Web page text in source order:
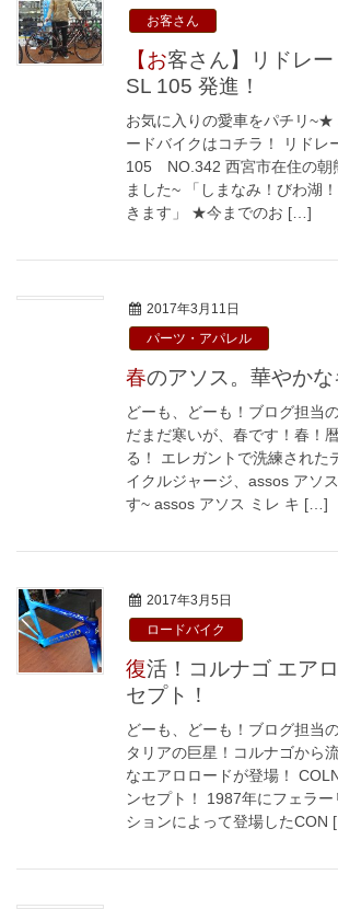
お客さん
【お客さん】リドレー フェニックス
SL 105 発進！
お気に入りの愛車をパチリ~★
ードバイクはコチラ！ リドレ
105 NO.342 西宮市在住の朝
ました~ 「しまなみ！びわ湖
きます」 ★今までのお […]
2017年3月11日
パーツ・アパレル
春のアソス。華やか
どーも、どーも！ブログ担当
だまだ寒いが、春です！春！
る！ エレガントで洗練された
イクルジャージ、assos アソ
す~ assos アソス ミレ キ […]
2017年3月5日
ロードバイク
復活！コルナゴ エアロロード！コン
セプト！
どーも、どーも！ブログ担当
タリアの巨星！コルナゴから
なエアロロードが登場！
ンセプト！ 1987年にフェラ
ションによって登場したCON